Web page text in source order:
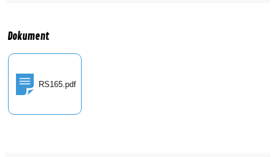
Dokument
RS165.pdf